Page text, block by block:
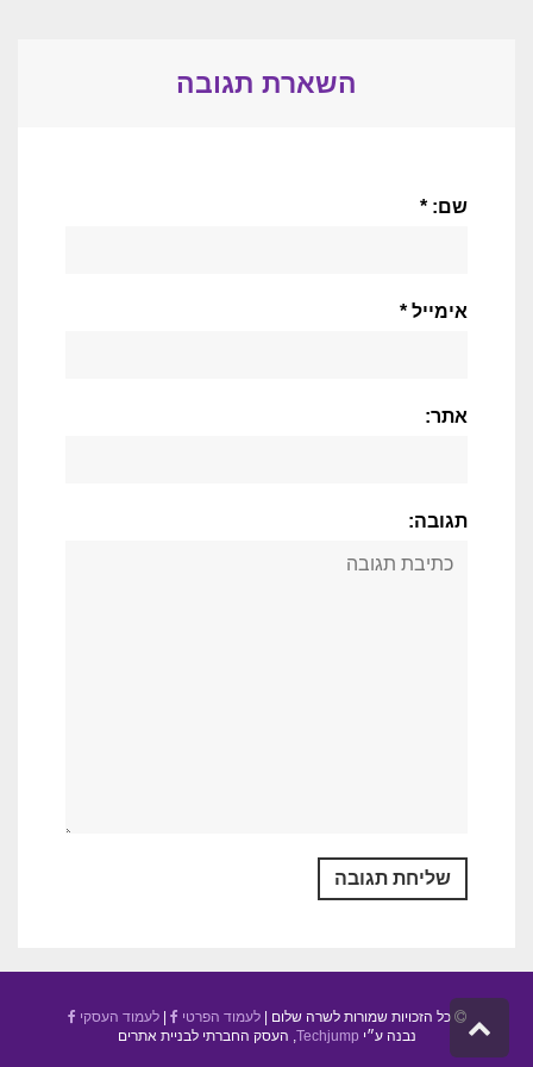
השארת תגובה
שם: *
אימייל *
אתר:
תגובה:
כל הזכויות שמורות לשרה שלום |לעמוד הפרטי |לעמוד העסקי
נבנה ע״י Techjump , העסק החברתי לבניית אתרים
גלילה
לראש